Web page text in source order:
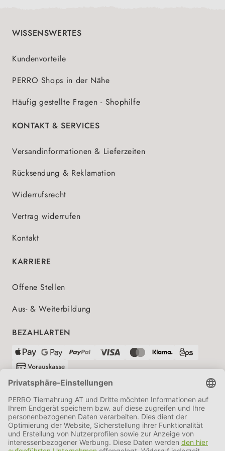
WISSENSWERTES
Kundenvorteile
PERRO Shops in der Nähe
Häufig gestellte Fragen - Shophilfe
KONTAKT & SERVICES
Versandinformationen & Lieferzeiten
Rücksendung & Reklamation
Widerrufsrecht
Vertrag widerrufen
Kontakt
KARRIERE
Offene Stellen
Aus- & Weiterbildung
BEZAHLARTEN
VERSANDPARTNER